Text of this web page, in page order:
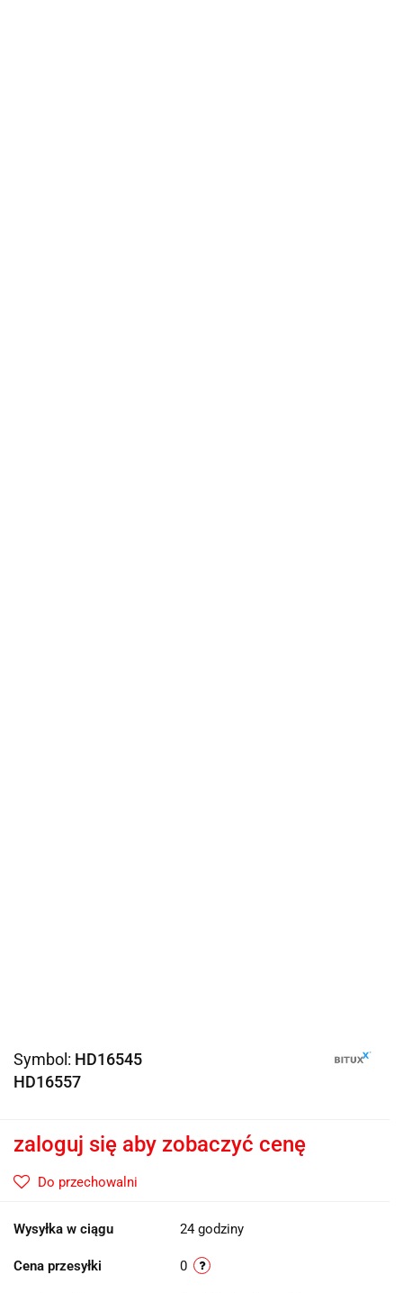
Symbol: HD16545
HD16557
zaloguj się aby zobaczyć cenę
Do przechowalni
Wysyłka w ciągu 24 godziny
Cena przesyłki 0